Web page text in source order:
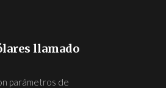
llamado
parámetros de